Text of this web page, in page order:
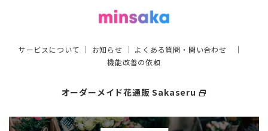
サービスについて ｜ お知らせ ｜ よくある質問・問い合わせ ｜
機能改善の依頼
オーダーメイド花通販 Sakaseru select_window